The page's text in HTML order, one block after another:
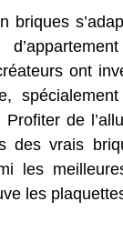
briques
ont
de
des vrais
les
les